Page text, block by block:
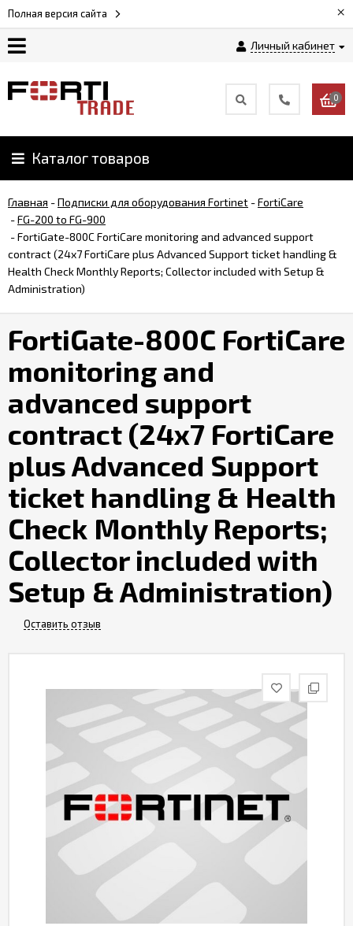
Полная версия сайта ×
Личный кабинет
Как
заказать
и
0
Каталог товаров
Главная -Подписки для оборудования Fortinet -FortiCare
-FG-200 to FG-900
-FortiGate-800C FortiCare monitoring and advanced support
contract (24x7 FortiCare plus Advanced Support ticket handling &
Health Check Monthly Reports; Collector included with Setup &
Administration)
FortiGate-800C FortiCare
monitoring and
advanced support
contract (24x7 FortiCare
plus Advanced Support
ticket handling & Health
Check Monthly Reports;
Collector included with
Setup & Administration)
Оставить отзыв